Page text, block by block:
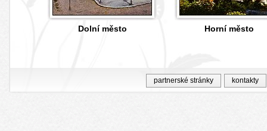
Dolní město Horní město
partnerské stránky kontakty